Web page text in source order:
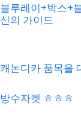
블루레이+박스+
신의 가이드
캐논디카 품목을
방수자켓 ㅎㅎㅎ